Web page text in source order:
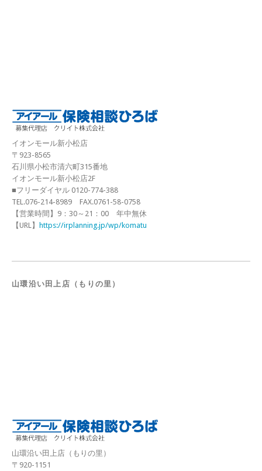
イオンモール新小松店
〒923-8565
石川県小松市清六町315番地
イオンモール新小松店2F
■フリーダイヤル 0120-774-388
TEL.076-214-8989 FAX.0761-58-0758
【営業時間】9：30～21：00 年中無休
【URL】 https://irplanning.jp/wp/komatu
山環沿い田上店（もりの里）
山環沿い田上店（もりの里）
〒920-1151